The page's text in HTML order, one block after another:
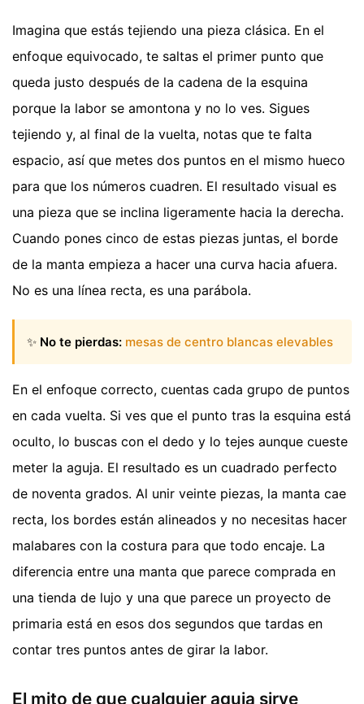
Imagina que estás tejiendo una pieza clásica. En el
enfoque equivocado, te saltas el primer punto que
queda justo después de la cadena de la esquina
porque la labor se amontona y no lo ves. Sigues
tejiendo y, al final de la vuelta, notas que te falta
espacio, así que metes dos puntos en el mismo hueco
para que los números cuadren. El resultado visual es
una pieza que se inclina ligeramente hacia la derecha.
Cuando pones cinco de estas piezas juntas, el borde
de la manta empieza a hacer una curva hacia afuera.
No es una línea recta, es una parábola.
✨ No te pierdas: mesas de centro blancas elevables
En el enfoque correcto, cuentas cada grupo de puntos
en cada vuelta. Si ves que el punto tras la esquina está
oculto, lo buscas con el dedo y lo tejes aunque cueste
meter la aguja. El resultado es un cuadrado perfecto
de noventa grados. Al unir veinte piezas, la manta cae
recta, los bordes están alineados y no necesitas hacer
malabares con la costura para que todo encaje. La
diferencia entre una manta que parece comprada en
una tienda de lujo y una que parece un proyecto de
primaria está en esos dos segundos que tardas en
contar tres puntos antes de girar la labor.
El mito de que cualquier aguja sirve